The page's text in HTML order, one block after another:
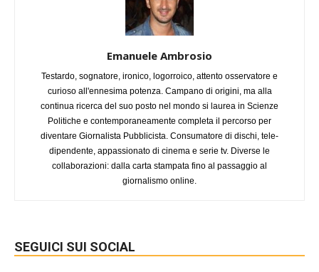
Emanuele Ambrosio
Testardo, sognatore, ironico, logorroico, attento osservatore e
curioso all'ennesima potenza. Campano di origini, ma alla
continua ricerca del suo posto nel mondo si laurea in Scienze
Politiche e contemporaneamente completa il percorso per
diventare Giornalista Pubblicista. Consumatore di dischi, tele-
dipendente, appassionato di cinema e serie tv. Diverse le
collaborazioni: dalla carta stampata fino al passaggio al
giornalismo online.
SEGUICI SUI SOCIAL